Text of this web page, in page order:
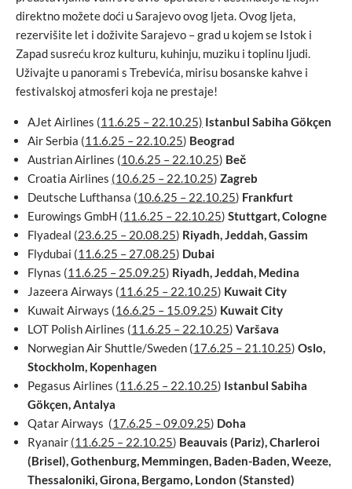
direktno možete doći u Sarajevo ovog ljeta. Ovog ljeta,
rezervišite let i doživite Sarajevo – grad u kojem se Istok i
Zapad susreću kroz kulturu, kuhinju, muziku i toplinu ljudi.
Uživajte u panorami s Trebevića, mirisu bosanske kahve i
festivalskoj atmosferi koja ne prestaje!
AJet Airlines (11.6.25 – 22.10.25) Istanbul Sabiha Gökçen
Air Serbia (11.6.25 – 22.10.25) Beograd
Austrian Airlines (10.6.25 – 22.10.25) Beč
Croatia Airlines (10.6.25 – 22.10.25) Zagreb
Deutsche Lufthansa (10.6.25 – 22.10.25) Frankfurt
Eurowings GmbH (11.6.25 – 22.10.25) Stuttgart, Cologne
Flyadeal (23.6.25 – 20.08.25) Riyadh, Jeddah, Gassim
Flydubai (11.6.25 – 27.08.25) Dubai
Flynas (11.6.25 – 25.09.25) Riyadh, Jeddah, Medina
Jazeera Airways (11.6.25 – 22.10.25) Kuwait City
Kuwait Airways (16.6.25 – 15.09.25) Kuwait City
LOT Polish Airlines (11.6.25 – 22.10.25) Varšava
Norwegian Air Shuttle/Sweden (17.6.25 – 21.10.25) Oslo,
Stockholm, Kopenhagen
Pegasus Airlines (11.6.25 – 22.10.25) Istanbul Sabiha
Gökçen, Antalya
Qatar Airways (17.6.25 – 09.09.25) Doha
Ryanair (11.6.25 – 22.10.25) Beauvais (Pariz), Charleroi
(Brisel), Gothenburg, Memmingen, Baden-Baden, Weeze,
Thessaloniki, Girona, Bergamo, London (Stansted)